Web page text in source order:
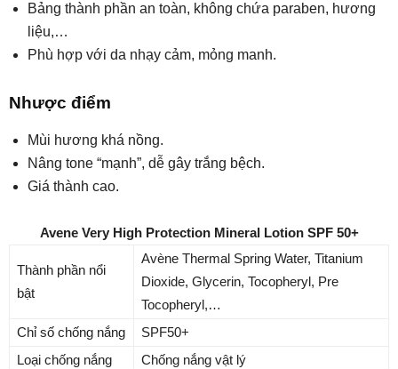
Bảng thành phần an toàn, không chứa paraben, hương
liệu,…
Phù hợp với da nhạy cảm, mỏng manh.
Nhược điểm
Mùi hương khá nồng.
Nâng tone “mạnh”, dễ gây trắng bệch.
Giá thành cao.
Avene Very High Protection Mineral Lotion SPF 50+
Thành phần nổi
bật
Avène Thermal Spring Water, Titanium
Dioxide, Glycerin, Tocopheryl, Pre
Tocopheryl,…
Chỉ số chống nắng
SPF50+
Loại chống nắng
Chống nắng vật lý